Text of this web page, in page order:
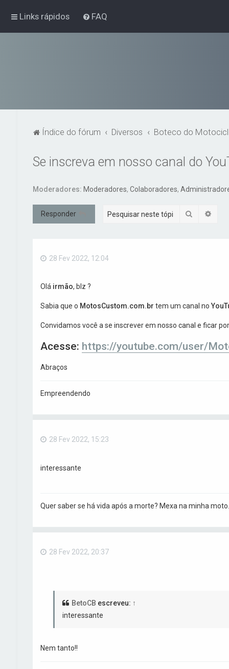
Links rápidos FAQ
Índice do fórum Diversos Boteco do
Se inscreva em nosso canal do
Moderadores: Moderadores, Colaboradores,
Responder Pesquisar
28 Fev 2022, 12:04
Olá irmão, blz ?
Sabia que o MotosCustom.com.br tem um canal no
Convidamos você a se inscrever em nosso canal e ficar
Acesse: https://youtube.com/user/
Abraços
Empreendendo
28 Fev 2022, 15:23
interessante
Quer saber se há vida após a morte? Mexa na minha moto.
28 Fev 2022, 20:37
BetoCB escreveu: ↑
interessante
Nem tanto!!